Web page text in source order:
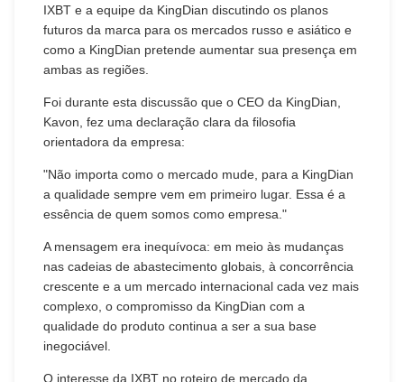
IXBT e a equipe da KingDian discutindo os planos
futuros da marca para os mercados russo e asiático e
como a KingDian pretende aumentar sua presença em
ambas as regiões.
Foi durante esta discussão que o CEO da KingDian,
Kavon, fez uma declaração clara da filosofia
orientadora da empresa:
"Não importa como o mercado mude, para a KingDian
a qualidade sempre vem em primeiro lugar. Essa é a
essência de quem somos como empresa."
A mensagem era inequívoca: em meio às mudanças
nas cadeias de abastecimento globais, à concorrência
crescente e a um mercado internacional cada vez mais
complexo, o compromisso da KingDian com a
qualidade do produto continua a ser a sua base
inegociável.
O interesse da IXBT no roteiro de mercado da